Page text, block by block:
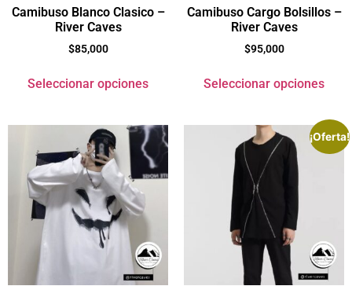
Camibuso Blanco Clasico –
River Caves
$85,000
Seleccionar opciones
Camibuso Cargo Bolsillos –
River Caves
$95,000
Seleccionar opciones
¡Oferta!